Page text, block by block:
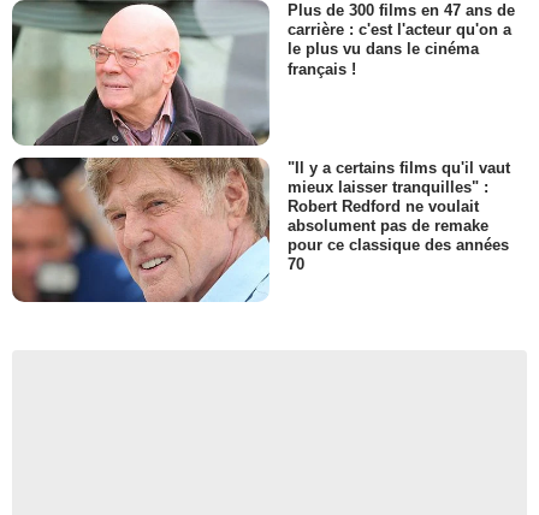
Plus de 300 films en 47 ans de
carrière : c'est l'acteur qu'on a
le plus vu dans le cinéma
français !
"Il y a certains films qu'il vaut
mieux laisser tranquilles" :
Robert Redford ne voulait
absolument pas de remake
pour ce classique des années
70